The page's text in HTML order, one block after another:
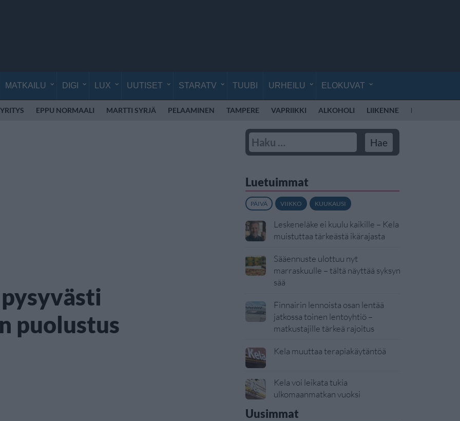
MATKAILU DIGI LUX UUTISET STARATV TUUBI URHEILU ELOKUVAT
YRITYS EPPU NORMAALI MARTTI SYRJÄ PELAAMINEN TAMPERE VAPRIIKKI ALKOHOLI LIIKENNE POLIISI SUOMI
puolustus
Luetuimmat
PÄIVÄ VIIKKO KUUKAUSI
Leskeneläke ei kuulu kaikille – Kela
muistuttaa tärkeästä ikärajasta
Sääennuste ulottuu nyt
marraskuulle – tältä näyttää syksyn
sää
Finnairin lennoista osan lentää
jatkossa toinen lentoyhtiö –
matkustajille tärkeä rajoitus
Kela muuttaa terapiakäytäntöä
Kela voi leikata tukia
ulkomaanmatkan vuoksi
Uusimmat